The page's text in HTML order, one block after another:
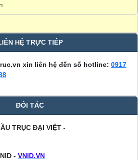
HỆ TRỰC TIẾP
xin liên hệ đến số hotline: 0917
ĐỐI TÁC
TRỤC ĐẠI VIỆT -
- VNID.VN